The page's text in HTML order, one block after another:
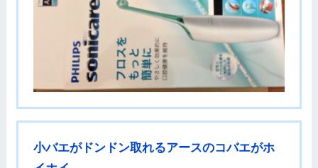
小バエがドンドン取れるアースのコバエがホ